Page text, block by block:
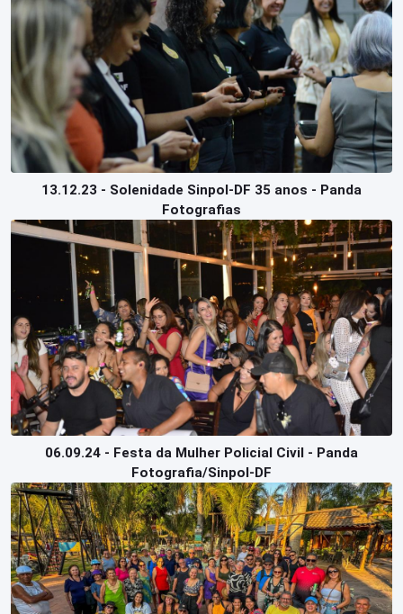
13.12.23 - Solenidade Sinpol-DF 35 anos - Panda
Fotografias
06.09.24 - Festa da Mulher Policial Civil - Panda
Fotografia/Sinpol-DF